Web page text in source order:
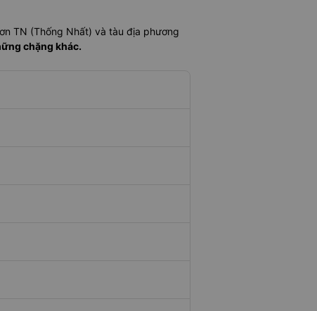
TN (Thống Nhất) và tàu địa phương
chặng khác.